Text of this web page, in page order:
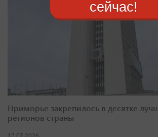
Приморье закрепилось в десятке
регионов страны
сейчас!